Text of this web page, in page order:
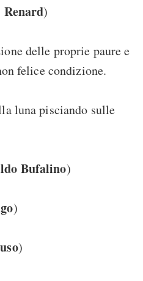
Renard)
delle proprie paure e
felice condizione.
luna pisciando sulle
Bufalino)
)
)